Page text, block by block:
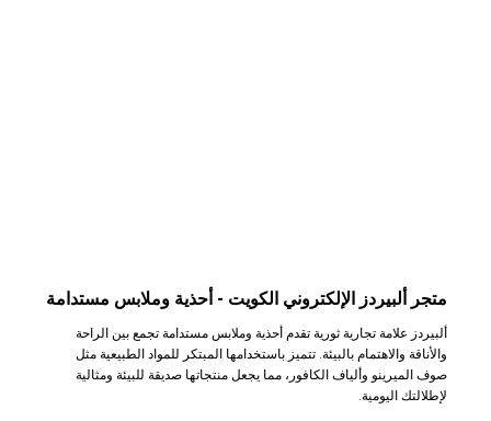
متجر ألبيردز الإلكتروني الكويت - أحذية وملابس مستدامة
ألبيردز علامة تجارية ثورية تقدم أحذية وملابس مستدامة تجمع بين الراحة
والأناقة والاهتمام بالبيئة. تتميز باستخدامها المبتكر للمواد الطبيعية مثل
صوف الميرينو وألياف الكافور، مما يجعل منتجاتها صديقة للبيئة ومثالية
لإطلالتك اليومية.